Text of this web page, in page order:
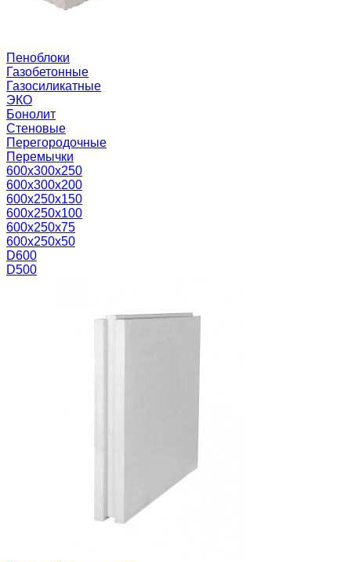
Пеноблоки
Газобетонные
Газосиликатные
ЭКО
Бонолит
Стеновые
Перегородочные
Перемычки
600х300х250
600х300х200
600х250х150
600х250х100
600х250х75
600х250х50
D600
D500